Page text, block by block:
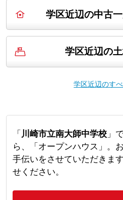
学区近辺の中古
学区近辺の
学区近辺のす
「 川崎市立南大師中学校」
ら、「オープンハウス」。
手伝いをさせていただきま
せください。